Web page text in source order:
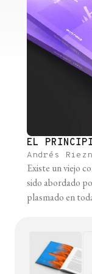
EL
Andrés
Existe un viejo
sido abordado
plasmado en
argumentos o
Cuando en